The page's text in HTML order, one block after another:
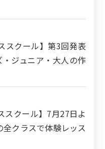
スクール】第3回発表
ジュニア・大人の作
スクール】7月27日よ
クラスで体験レッス